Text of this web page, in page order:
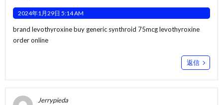
2024年1月29日 5:14 AM
brand levothyroxinebuy generic synthroid 75mcglevothyroxine
order online
返信
Jerrypieda